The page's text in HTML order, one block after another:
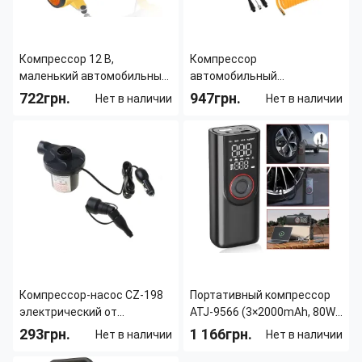
Компрессор 12 В,
маленький автомобильный
воздушный компрессор
AND 521-2413 S98-2409-Y
722грн. Нет в наличии
Количество в упаковке:
Производительность:
мин
Максимальное
10
Страна производитель:
Компрессор
автомобильный
двухпоршневой Air
Compressor 12v 628-4x4
947грн. Нет в наличии
Двухпоршневой
Производительность:85 литр/
мин
Максимальное
давление:
13.79
атм
Компрессор-насос CZ-198
электрический от
прикуривателя с 3
насадками, 12В, 60Вт
293грн. Нет в наличии
Страна производитель:
Портативный компрессор
ATJ-9566 (3×2000mAh, 80W,
3–150 PSI) с цифровым
дисплеем, LED-фонариком,
1 166грн. Нет в наличии